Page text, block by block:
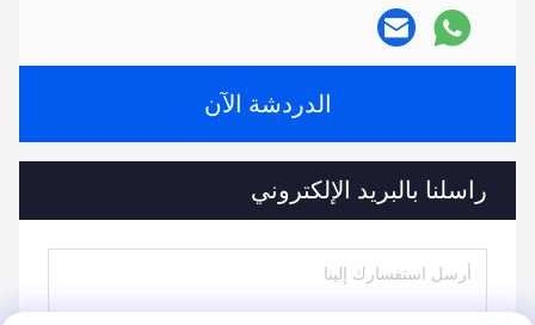
الدردشة الآن
راسلنا بالبريد الإلكتروني